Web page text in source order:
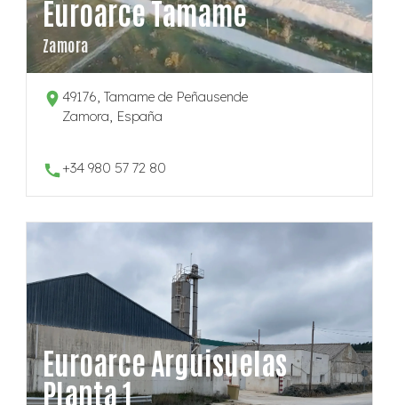
Euroarce Tamame
Zamora
49176, Tamame de Peñausende
Zamora, España
+34 980 57 72 80
Euroarce Arguisuelas
Planta 1